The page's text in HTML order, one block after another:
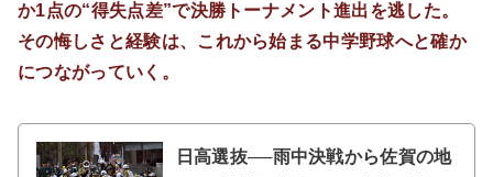
か1点の“得失点差”で決勝トーナメント進出を逃した。
その悔しさと経験は、これから始まる中学野球へと確か
につながっていく。
日高選抜──雨中決戦から佐賀の地